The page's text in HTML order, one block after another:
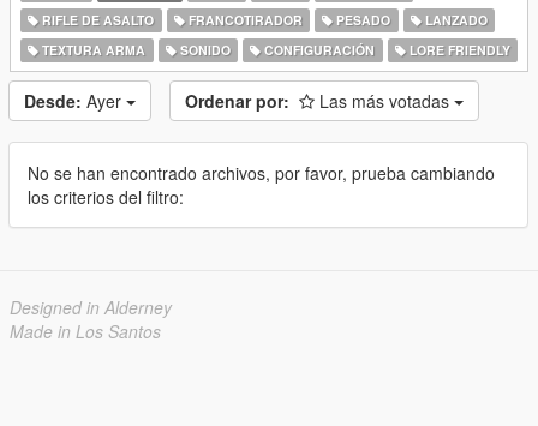
RIFLE DE ASALTO
FRANCOTIRADOR PESADO
LANZADO
TEXTURA ARMA
SONIDO CONFIGURACIÓN LORE FRIENDLY
Desde: Ayer Ordenar por: Las más votadas
No se han encontrado archivos, por favor, prueba cambiando
los criterios del filtro:
Designed in Alderney
Made in Los Santos